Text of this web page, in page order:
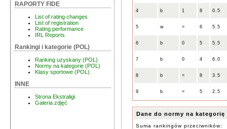
RAPORTY FIDE
List of rating changes
List of registration
Rating performance
IRL Reports
Rankingi i kategorie (POL)
Ranking uzyskany (POL)
Normy na kategorie (POL)
Klasy sportowe (POL)
INNE
Strona Ekstraligi
Galeria zdjęć
4 b 1 8 0.5
5 w = 6 5.5
6 b 0 5 5.5
7 b 0 4 6.0
8 b = 8 3.5
9 b = 5 2.5
Dane do normy na kategorię
Suma rankingów przeciwników: